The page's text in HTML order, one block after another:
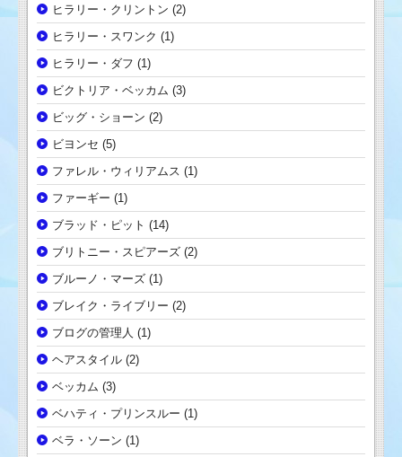
ヒラリー・クリントン (2)
ヒラリー・スワンク (1)
ヒラリー・ダフ (1)
ビクトリア・ベッカム (3)
ビッグ・ショーン (2)
ビヨンセ (5)
ファレル・ウィリアムス (1)
ファーギー (1)
ブラッド・ピット (14)
ブリトニー・スピアーズ (2)
ブルーノ・マーズ (1)
ブレイク・ライブリー (2)
ブログの管理人 (1)
ヘアスタイル (2)
ベッカム (3)
ベハティ・プリンスルー (1)
ベラ・ソーン (1)